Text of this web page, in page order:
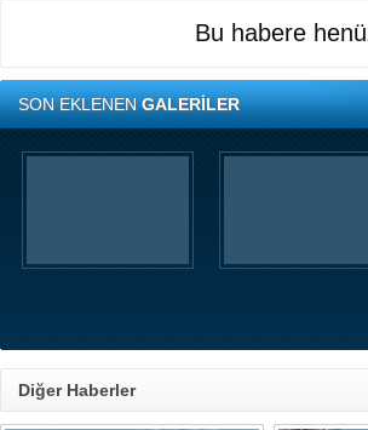
Bu habere
SON EKLENENGALERİLER
Diğer Haberler